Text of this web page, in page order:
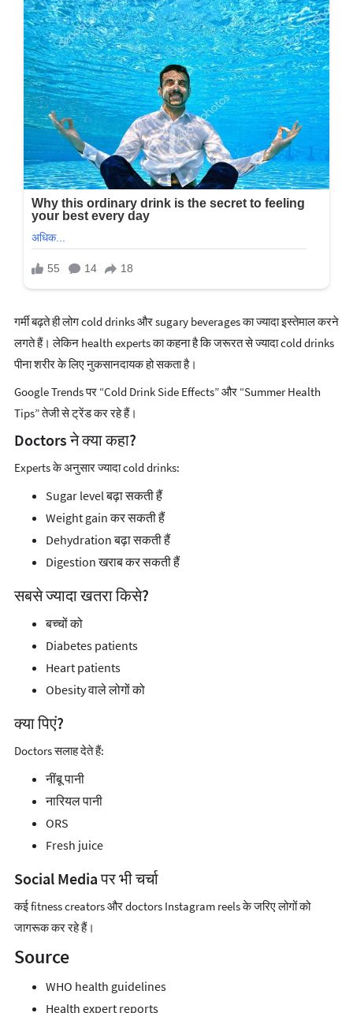
गर्मी बढ़ते ही लोग cold drinks और sugary beverages का ज्यादा इस्तेमाल करने
लगते हैं। लेकिन health experts का कहना है कि जरूरत से ज्यादा cold drinks
पीना शरीर के लिए नुकसानदायक हो सकता है।
Google Trends पर “Cold Drink Side Effects” और “Summer Health
Tips” तेजी से ट्रेंड कर रहे हैं।
Doctors ने क्या कहा?
Experts के अनुसार ज्यादा cold drinks:
Sugar level बढ़ा सकती हैं
Weight gain कर सकती हैं
Dehydration बढ़ा सकती हैं
Digestion खराब कर सकती हैं
सबसे ज्यादा खतरा किसे?
बच्चों को
Diabetes patients
Heart patients
Obesity वाले लोगों को
क्या पिएं?
Doctors सलाह देते हैं:
नींबू पानी
नारियल पानी
ORS
Fresh juice
Social Media पर भी चर्चा
कई fitness creators और doctors Instagram reels के जरिए लोगों को
जागरूक कर रहे हैं।
Source
WHO health guidelines
Health expert reports